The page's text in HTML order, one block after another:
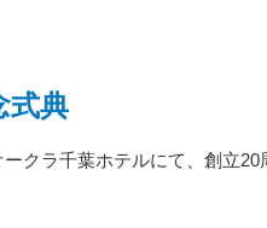
式典
クラ千葉ホテルにて、創立20